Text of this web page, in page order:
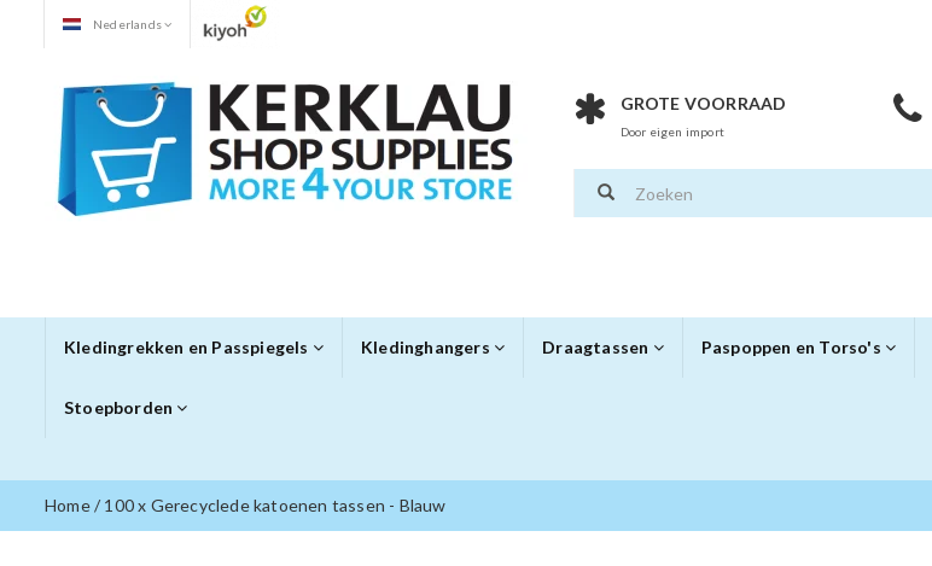
Nederlands
GROTE VOORRAAD
Door eigen import
Kledingrekken en Passpiegels Kledinghangers Draagtassen Paspoppen en Torso's
Stoepborden
Home/100 x Gerecyclede katoenen tassen - Blauw